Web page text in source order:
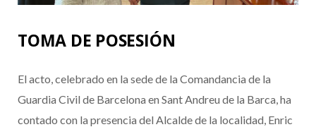
TOMA DE POSESIÓN
El acto, celebrado en la sede de la Comandancia de la
Guardia Civil de Barcelona en Sant Andreu de la Barca, ha
contado con la presencia del Alcalde de la localidad, Enric